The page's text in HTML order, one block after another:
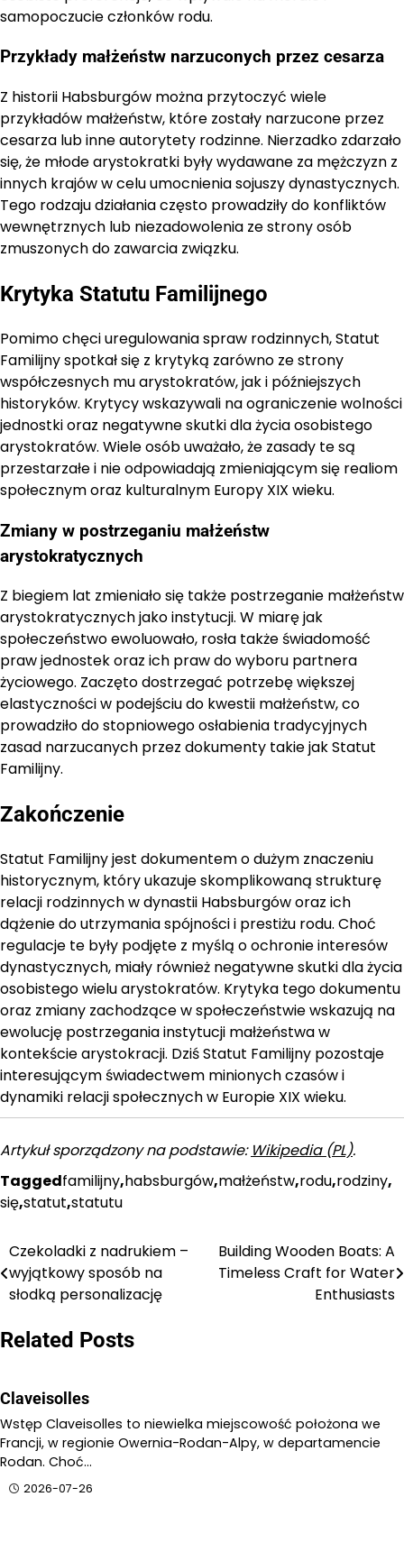
samopoczucie członków rodu.
Przykłady małżeństw narzuconych przez cesarza
Z historii Habsburgów można przytoczyć wiele
przykładów małżeństw, które zostały narzucone przez
cesarza lub inne autorytety rodzinne. Nierzadko zdarzało
się, że młode arystokratki były wydawane za mężczyzn z
innych krajów w celu umocnienia sojuszy dynastycznych.
Tego rodzaju działania często prowadziły do konfliktów
wewnętrznych lub niezadowolenia ze strony osób
zmuszonych do zawarcia związku.
Krytyka Statutu Familijnego
Pomimo chęci uregulowania spraw rodzinnych, Statut
Familijny spotkał się z krytyką zarówno ze strony
współczesnych mu arystokratów, jak i późniejszych
historyków. Krytycy wskazywali na ograniczenie wolności
jednostki oraz negatywne skutki dla życia osobistego
arystokratów. Wiele osób uważało, że zasady te są
przestarzałe i nie odpowiadają zmieniającym się realiom
społecznym oraz kulturalnym Europy XIX wieku.
Zmiany w postrzeganiu małżeństw
arystokratycznych
Z biegiem lat zmieniało się także postrzeganie małżeństw
arystokratycznych jako instytucji. W miarę jak
społeczeństwo ewoluowało, rosła także świadomość
praw jednostek oraz ich praw do wyboru partnera
życiowego. Zaczęto dostrzegać potrzebę większej
elastyczności w podejściu do kwestii małżeństw, co
prowadziło do stopniowego osłabienia tradycyjnych
zasad narzucanych przez dokumenty takie jak Statut
Familijny.
Zakończenie
Statut Familijny jest dokumentem o dużym znaczeniu
historycznym, który ukazuje skomplikowaną strukturę
relacji rodzinnych w dynastii Habsburgów oraz ich
dążenie do utrzymania spójności i prestiżu rodu. Choć
regulacje te były podjęte z myślą o ochronie interesów
dynastycznych, miały również negatywne skutki dla życia
osobistego wielu arystokratów. Krytyka tego dokumentu
oraz zmiany zachodzące w społeczeństwie wskazują na
ewolucję postrzegania instytucji małżeństwa w
kontekście arystokracji. Dziś Statut Familijny pozostaje
interesującym świadectwem minionych czasów i
dynamiki relacji społecznych w Europie XIX wieku.
Artykuł sporządzony na podstawie: Wikipedia (PL).
Taggedfamilijny,habsburgów,małżeństw,rodu,rodziny,
się,statut,statutu
Nawigacja
wpisu
Czekoladki z nadrukiem –
wyjątkowy sposób na
słodką personalizację
Building Wooden Boats: A
Timeless Craft for Water
Enthusiasts
Related Posts
Claveisolles
Wstęp Claveisolles to niewielka miejscowość położona we
Francji, w regionie Owernia-Rodan-Alpy, w departamencie
Rodan. Choć…
2026-07-26